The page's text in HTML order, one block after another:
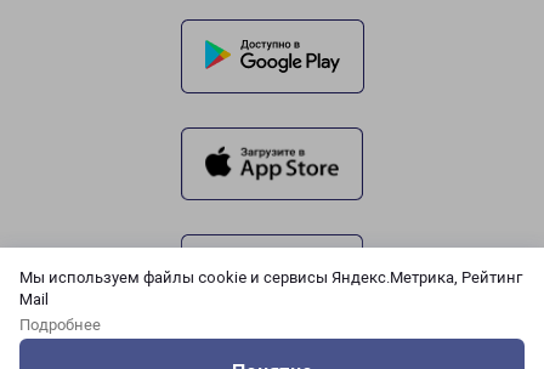
Мы используем файлы cookie и сервисы Яндекс.Метрика, Рейтинг
Mail
Подробнее